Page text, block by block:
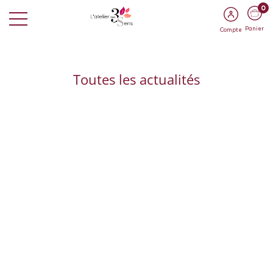
Compte
0
Panier
Toutes les actualités